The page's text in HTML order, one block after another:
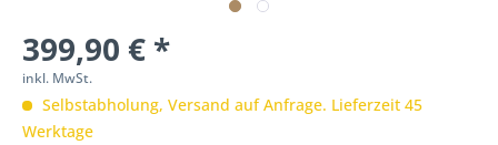
399,90 € *
inkl. MwSt.
Selbstabholung, Versand auf Anfrage. Lieferzeit 45
Werktage